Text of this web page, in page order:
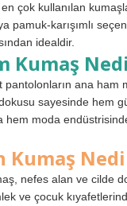
çok kullanılan
pamuk-karışımlı
idealdir.
Kumaş
pantolonların ana ham
dokusu sayesinde hem
hem moda
Kumaş
nefes alan ve cilde
ve çocuk